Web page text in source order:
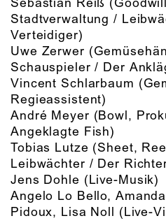
Sebastian Reiß
Stadtverwaltung /
Verteidiger)
Uwe Zerwer
Schauspieler / Der
Vincent Schlarbaum
Regieassistent)
André Meyer (Bowl,
Angeklagte Fish)
Tobias Lutze (Sheet,
Leibwächter / Der
Jens Dohle (Live-Musik)
Angelo Lo Bello,
Pidoux, Lisa Noll (Live-